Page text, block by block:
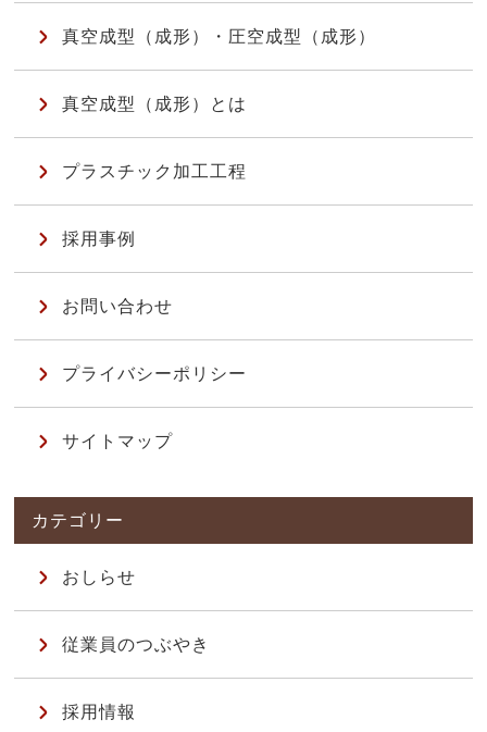
真空成型（成形）・圧空成型（成形）
真空成型（成形）とは
プラスチック加工工程
採用事例
お問い合わせ
プライバシーポリシー
サイトマップ
おしらせ
従業員のつぶやき
採用情報